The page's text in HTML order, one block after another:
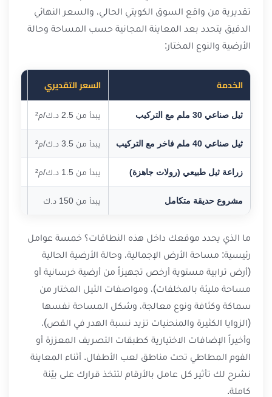
تقديرية من واقع السوق الكويتي الحالي، والسعر النهائي
الدقيق يتحدد بعد المعاينة المجانية حسب المساحة وحالة
الأرضية والنوع المختار:
الخدمة السعر التقديري
ثيل صناعي 30 ملم مع التركيب يبدأ من 2.5 د.ك/م²
ثيل صناعي 40 ملم فاخر مع التركيب يبدأ من 3.5 د.ك/م²
زراعة ثيل طبيعي (رولات جاهزة) يبدأ من 1.5 د.ك/م²
مشروع حديقة متكامل يبدأ من 150 د.ك
ما الذي يحدد موقعك داخل هذه النطاقات؟ خمسة عوامل
رئيسية: مساحة الأرض الإجمالية، وحالة الأرضية الحالية
(أرض ترابية مستوية أرخص تجهيزاً من أرضية خرسانية أو
مساحة مليئة بالمخلفات)، ومواصفات الثيل المختار من
سماكة وكثافة ونوع معالجة، وشكل المساحة نفسها
(الزوايا الكثيرة والمنحنيات تزيد نسبة الهدر في القص)،
وأخيراً الإضافات الاختيارية كطبقات التصريف المعززة أو
الفوم المطاطي تحت مناطق لعب الأطفال. أثناء المعاينة
نشرح لك تأثير كل عامل بالأرقام لتتخذ قرارك على بيّنة
كاملة.